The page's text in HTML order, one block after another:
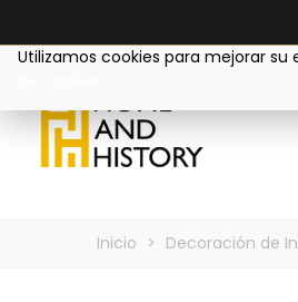
Inicio > Decoración de
Utilizamos cookies para mejorar